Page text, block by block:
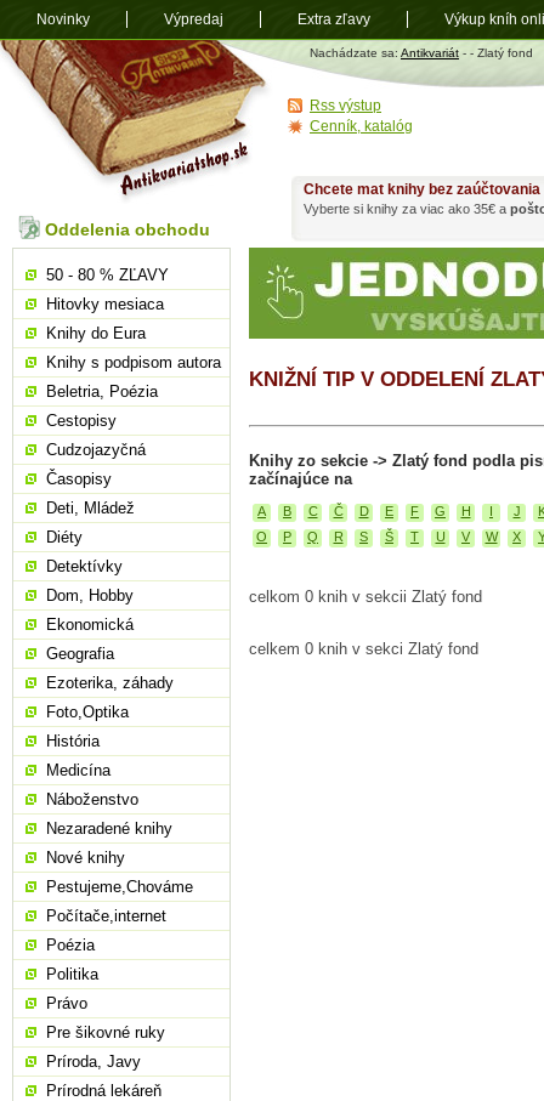
Antikvariát
shop.sk
Nachádzate sa: Antikvariát - - Zlatý fond
KNIŽNÍ TIP V ODDELENÍ
Knihy zo sekcie -> Zlatý fond podla
začínajúce na
A B C Č D E F G H J
O
P Q R S Š T U V W X
celkom 0 knih v sekcii Zlatý fond
celkem 0 knih v sekci Zlatý fond
Chcete mat knihy bez
Vyberte si knihy za viac ako 35€ a
Oddelenia obchodu
50 - 80 % ZĽAVY
Hitovky mesiaca
Knihy do Eura
Knihy s podpisom autora
Beletria, Poézia
Cestopisy
Cudzojazyčná
Časopisy
Deti, Mládež
Diéty
Detektívky
Dom, Hobby
Ekonomická
Geografia
Ezoterika, záhady
Foto,Optika
História
Medicína
Náboženstvo
Nezaradené knihy
Nové knihy
Pestujeme,Chováme
Počítače,internet
Poézia
Politika
Právo
Pre šikovné ruky
Príroda, Javy
Prírodná lekáreň
Rss výstup
Cenník, katalóg
Novinky Výpredaj Extra zľavy Výkup kníh